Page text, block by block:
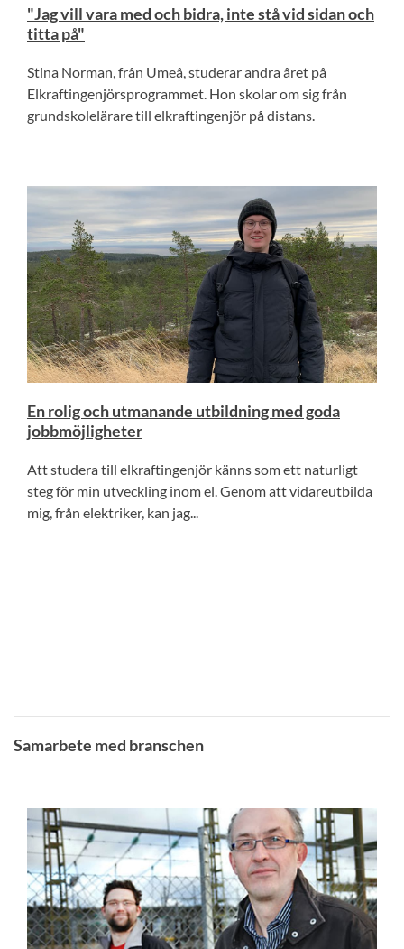
"Jag vill vara med och bidra, inte stå vid sidan och
titta på"
Stina Norman, från Umeå, studerar andra året på
Elkraftingenjörsprogrammet. Hon skolar om sig från
grundskolelärare till elkraftingenjör på distans.
En rolig och utmanande utbildning med goda
jobbmöjligheter
Att studera till elkraftingenjör känns som ett naturligt
steg för min utveckling inom el. Genom att vidareutbilda
mig, från elektriker, kan jag...
Samarbete med branschen